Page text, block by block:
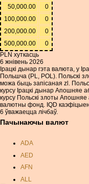
50,000.00
0
100,000.00
0
200,000.00
0
500,000.00
0
PLN хуткасць
6 жнівень 2026
Ірацкі дынар гэта валюта, у
Польшча (PL, POL). Польскі
можа быць запісаная zl.
курсу Ірацкі дынар Апошняе
курсу Польскі злоты
валютны фонд. IQD
6 ўважаецца лічбаў.
Пачынаючы валют
ADA
AED
AFN
ALL